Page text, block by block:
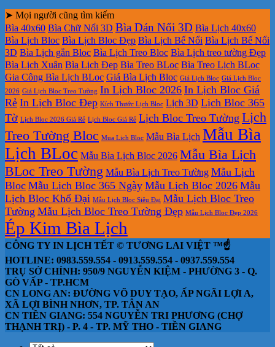
➤ Mọi người cũng tìm kiếm
Bìa 40x60 Bìa Chữ Nổi 3D Bìa Dán Nổi 3D Bìa Lịch 40x60
Bìa Lịch Bloc Bìa Lịch Bloc Đẹp Bìa Lịch Bế Nổi Bìa Lịch Bế Nổi
3D Bìa Lịch gắn Bloc Bìa Lịch Treo Bloc Bìa Lịch treo tường Đẹp
Bìa Lịch Xuân Bìa Lịch Đẹp Bìa Treo BLoc Bìa Treo Lịch BLoc
Gia Công Bìa Lịch BLoc Giá Bìa Lịch Bloc Giá Lịch Bloc Giá Lịch Bloc
2026 Giá Lịch Bloc Treo Tường In Lịch Bloc 2026 In Lịch Bloc Giá
Rẻ In Lịch Bloc Đẹp Kích Thước Lịch Bloc Lịch 3D Lịch Bloc 365
Tờ Lịch Bloc 2026 Giá Rẻ Lịch Bloc Giá Rẻ Lịch Bloc Treo Tường Lịch
Treo Tường Bloc Mua Lich Bloc Mẫu Bìa Lịch Mẫu Bìa
Lịch BLoc Mẫu Bìa Lịch Bloc 2026 Mẫu Bìa Lịch
BLoc Treo Tường Mẫu Bìa Lịch Treo Tường Mẫu Lịch
Bloc Mẫu Lịch Bloc 365 Ngày Mẫu Lịch Bloc 2026 Mẫu
Lịch Bloc Khổ Đại Mẫu Lịch Bloc Siêu Đại Mẫu Lịch Bloc Treo
Tường Mẫu Lịch Bloc Treo Tường Đẹp Mẫu Lịch Bloc Đẹp 2026
Ép Kim Bìa Lịch
CÔNG TY IN LỊCH TẾT © TƯƠNG LAI VIỆT ™☝️
HOTLINE: 0983.559.554 - 0913.559.554 - 0937.559.554
TRỤ SỞ CHÍNH: 950/9 NGUYỄN KIỆM - PHƯỜNG 3 - Q.
GÒ VẤP - TP.HCM
CN LONG AN: ĐƯỜNG VÕ DUY TẠO, ẤP NGÃI LỢI A,
XÃ LỢI BÌNH NHƠN, TP. TÂN AN
CN TIỀN GIANG: 554 NGUYỄN TRI PHƯƠNG (CHỢ
THẠNH TRỊ) - P. 4 - TP. MỸ THO - TIỀN GIANG